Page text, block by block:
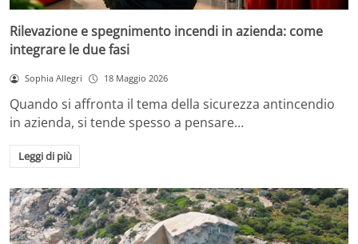
Rilevazione e spegnimento incendi in azienda: come
integrare le due fasi
Sophia Allegri 18 Maggio 2026
Quando si affronta il tema della sicurezza antincendio
in azienda, si tende spesso a pensare…
Leggi di più